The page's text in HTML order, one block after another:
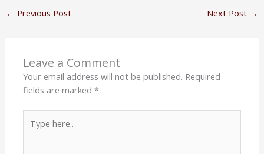
← Previous Post Next Post →
Leave a Comment
Your email address will not be published. Required
fields are marked*
here..